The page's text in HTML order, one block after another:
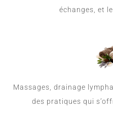
échanges, et
Massages, drainage
des pratiques qui